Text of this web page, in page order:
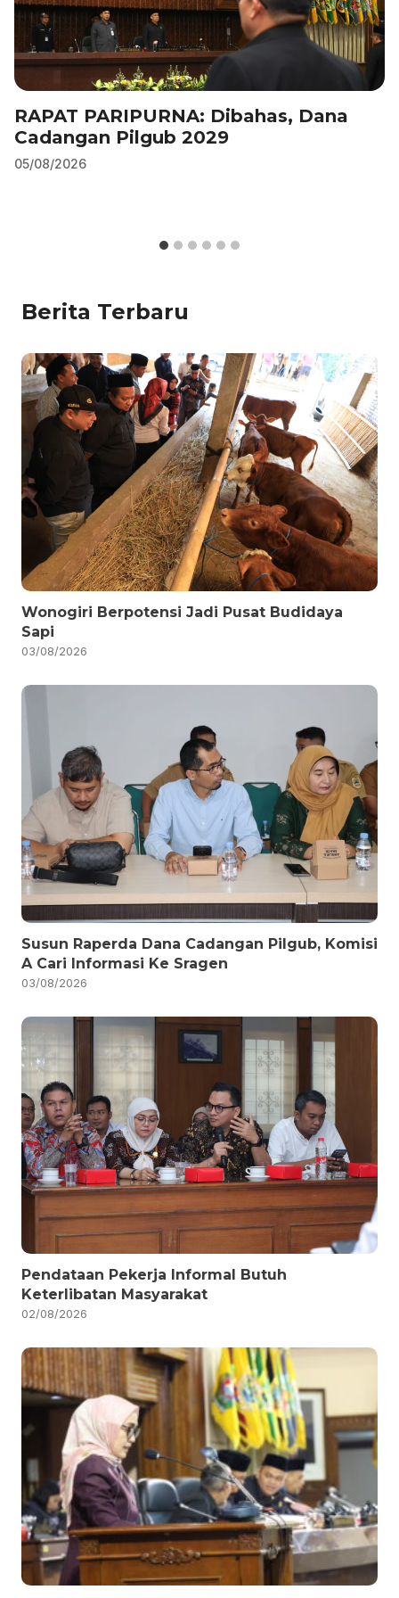
RAPAT PARIPURNA: Dibahas, Dana
Cadangan Pilgub 2029
05/08/2026
Berita Terbaru
Wonogiri Berpotensi Jadi Pusat Budidaya
Sapi
03/08/2026
Susun Raperda Dana Cadangan Pilgub, Komisi
A Cari Informasi Ke Sragen
03/08/2026
Pendataan Pekerja Informal Butuh
Keterlibatan Masyarakat
02/08/2026